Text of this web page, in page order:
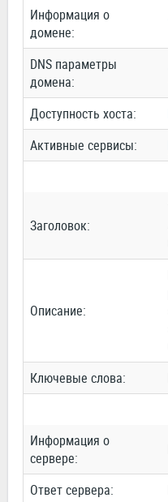
Информация о
домене:
DNS параметры
домена:
Доступность хоста:
Активные сервисы:
Заголовок:
Описание:
Ключевые слова:
Информация о
сервере:
Ответ сервера: